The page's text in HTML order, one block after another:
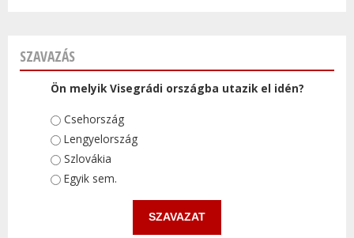
SZAVAZÁS
Ön melyik Visegrádi országba utazik el idén?
Választások
Csehország
Lengyelország
Szlovákia
Egyik sem.